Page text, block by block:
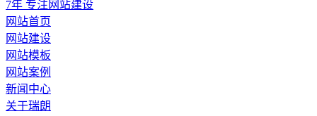
7年 专注网站建设
网站首页
网站建设
网站模板
网站案例
新闻中心
关于瑞朗